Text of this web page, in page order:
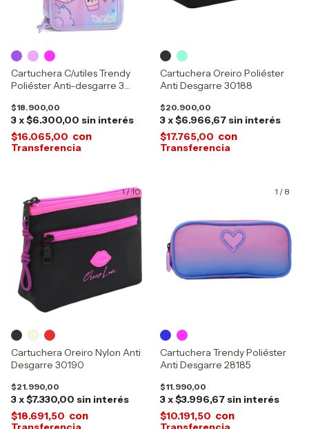
Cartuchera C/utiles Trendy
Poliéster Anti-desgarre 3
$18.900,00
3x$6.300,00 sin interés
$16.065,00 con
Cartuchera Oreiro Poliéster
Anti Desgarre 30188
$20.900,00
3x$6.966,67 sin interés
$17.765,00 con
1/10
Cartuchera Oreiro Nylon Anti
Desgarre 30190
$21.990,00
3x$7.330,00 sin interés
$18.691,50 con
1 / 8
Cartuchera Trendy Poliéster
Anti Desgarre 28185
$11.990,00
3x$3.996,67 sin interés
$10.191,50 con